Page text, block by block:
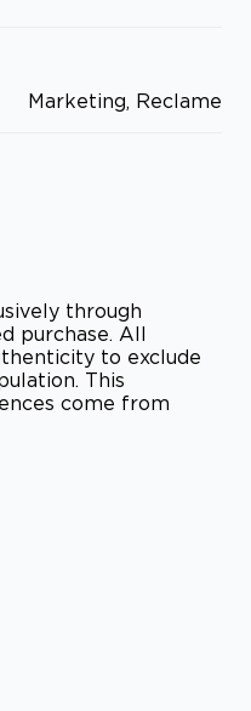
Marketing, Reclame
through
purchase. All
to exclude
This
come from